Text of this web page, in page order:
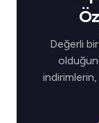
Değerli